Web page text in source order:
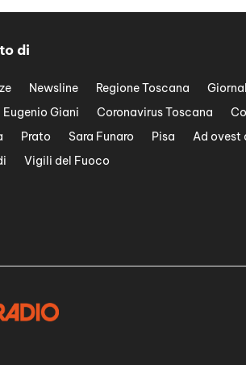
di
Newsline Regione Toscana
Eugenio Giani Coronavirus Toscana
Prato Sara Funaro Pisa Ad ovest
Vigili del Fuoco